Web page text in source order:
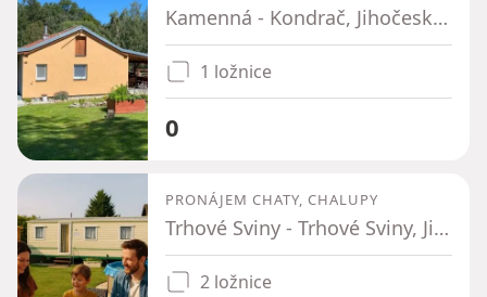
Kamenná - Kondrač, Jihočeský kraj
1 ložnice
0
PRONÁJEM CHATY, CHALUPY
Trhové Sviny - Trhové Sviny, Jihočeský kraj
2 ložnice